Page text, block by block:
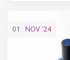
01 NOV'24